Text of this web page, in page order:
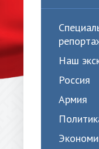
Наш
Россия
Армия